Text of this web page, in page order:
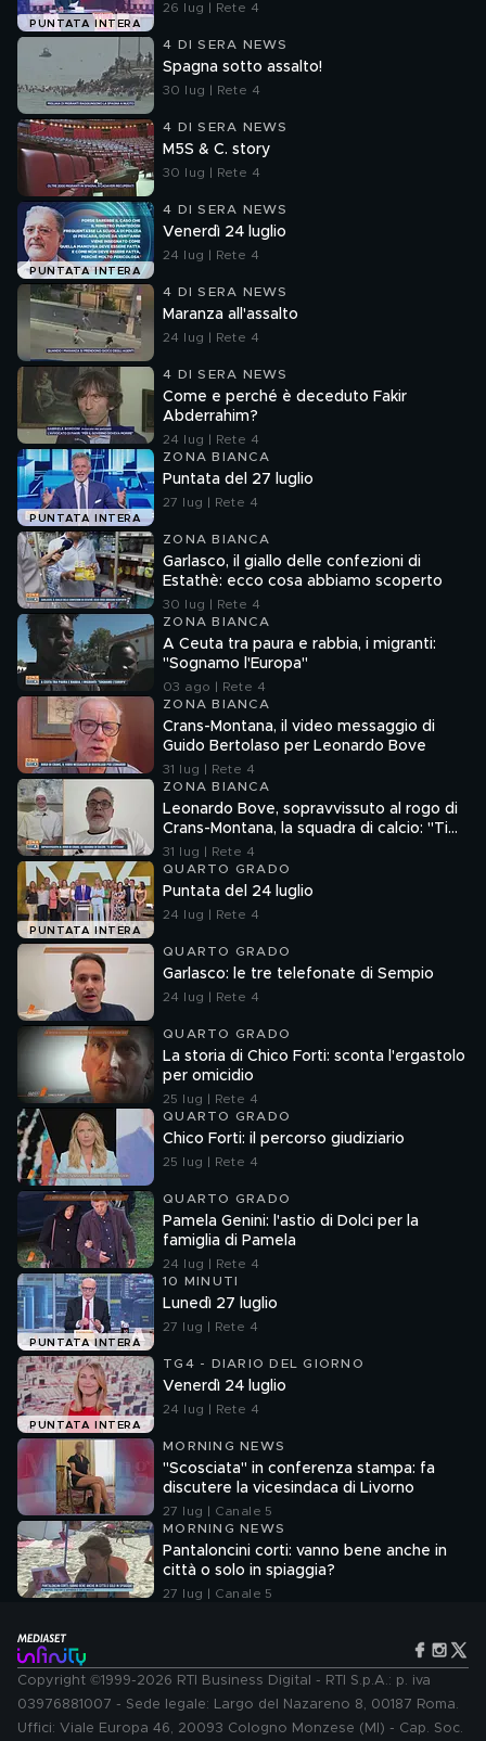
PUNTATA INTERA
26 lug | Rete 4
4 DI SERA NEWS
Spagna sotto assalto!
30 lug | Rete 4
4 DI SERA NEWS
M5S & C. story
30 lug | Rete 4
PUNTATA INTERA
4 DI SERA NEWS
Venerdì 24 luglio
24 lug | Rete 4
4 DI SERA NEWS
Maranza all'assalto
24 lug | Rete 4
4 DI SERA NEWS
Come e perché è deceduto Fakir
Abderrahim?
24 lug | Rete 4
PUNTATA INTERA
ZONA BIANCA
Puntata del 27 luglio
27 lug | Rete 4
ZONA BIANCA
Garlasco, il giallo delle confezioni di
Estathè: ecco cosa abbiamo scoperto
30 lug | Rete 4
ZONA BIANCA
A Ceuta tra paura e rabbia, i migranti:
"Sognamo l'Europa"
03 ago | Rete 4
ZONA BIANCA
Crans-Montana, il video messaggio di
Guido Bertolaso per Leonardo Bove
31 lug | Rete 4
ZONA BIANCA
Leonardo Bove, sopravvissuto al rogo di
Crans-Montana, la squadra di calcio: "Ti
aspettiamo"
31 lug | Rete 4
PUNTATA INTERA
QUARTO GRADO
Puntata del 24 luglio
24 lug | Rete 4
QUARTO GRADO
Garlasco: le tre telefonate di Sempio
24 lug | Rete 4
QUARTO GRADO
La storia di Chico Forti: sconta l'ergastolo
per omicidio
25 lug | Rete 4
QUARTO GRADO
Chico Forti: il percorso giudiziario
25 lug | Rete 4
QUARTO GRADO
Pamela Genini: l'astio di Dolci per la
famiglia di Pamela
24 lug | Rete 4
PUNTATA INTERA
10 MINUTI
Lunedì 27 luglio
27 lug | Rete 4
PUNTATA INTERA
TG4 - DIARIO DEL GIORNO
Venerdì 24 luglio
24 lug | Rete 4
MORNING NEWS
"Scosciata" in conferenza stampa: fa
discutere la vicesindaca di Livorno
27 lug | Canale 5
MORNING NEWS
Pantaloncini corti: vanno bene anche in
città o solo in spiaggia?
27 lug | Canale 5
Copyright ©1999-2026 RTI Business Digital - RTI S.p.A.: p. iva
03976881007 - Sede legale: Largo del Nazareno 8, 00187 Roma.
Uffici: Viale Europa 46, 20093 Cologno Monzese (MI) - Cap. Soc.